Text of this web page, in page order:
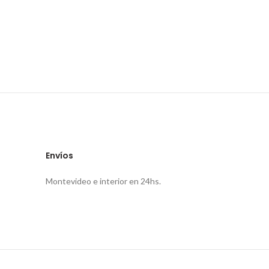
Envíos
Montevideo e interior en 24hs.